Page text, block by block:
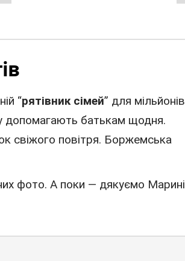
“рятівник сімей” для мільйонів
допомагають батькам щодня.
свіжого повітря. Боржемська
фото. А поки — дякуємо Марині